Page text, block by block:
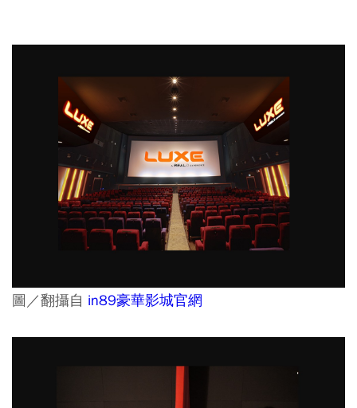
圖／翻攝自 in89豪華影城官網